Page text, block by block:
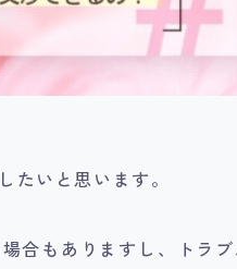
いと思います。
合もありますし、トラブ